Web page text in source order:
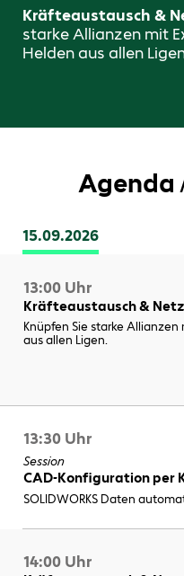
Kräfteaustausch &
starke Allianzen mit
Helden aus allen
Agenda
15.09.2026
13:00 Uhr
Kräfteaustausch &
Knüpfen Sie starke
aus allen Ligen.
13:30 Uhr
Session
CAD-Konfiguration per
SOLIDWORKS Daten
14:00 Uhr